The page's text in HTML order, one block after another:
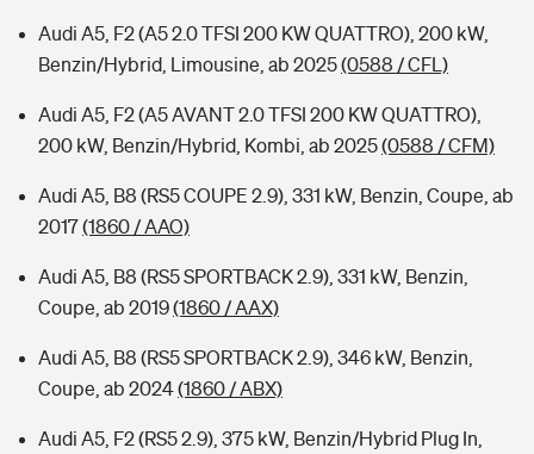
Audi A5, F2 (A5 2.0 TFSI 200 KW QUATTRO), 200 kW,
Benzin/Hybrid, Limousine, ab 2025(0588 / CFL)
Audi A5, F2 (A5 AVANT 2.0 TFSI 200 KW QUATTRO),
200 kW, Benzin/Hybrid, Kombi, ab 2025(0588 / CFM)
Audi A5, B8 (RS5 COUPE 2.9), 331 kW, Benzin, Coupe, ab
2017(1860 / AAO)
Audi A5, B8 (RS5 SPORTBACK 2.9), 331 kW, Benzin,
Coupe, ab 2019(1860 / AAX)
Audi A5, B8 (RS5 SPORTBACK 2.9), 346 kW, Benzin,
Coupe, ab 2024(1860 / ABX)
Audi A5, F2 (RS5 2.9), 375 kW, Benzin/Hybrid Plug In,